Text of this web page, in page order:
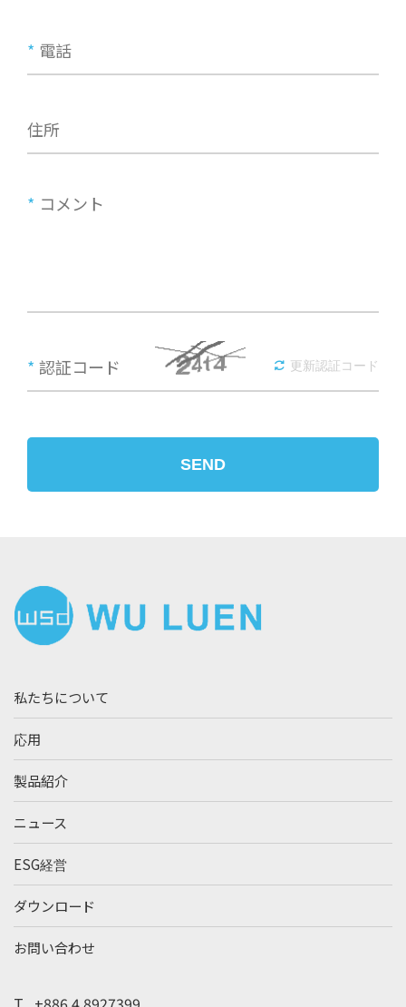
* 電話
住所
* コメント
* 認証コード 更新認証コード
SEND
私たちについて
応用
製品紹介
ニュース
ESG経営
ダウンロード
お問い合わせ